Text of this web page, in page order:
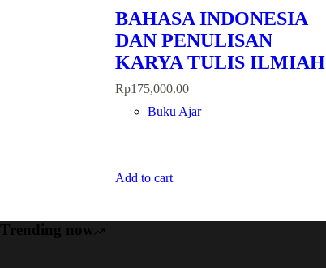
BAHASA INDONESIA
DAN PENULISAN
KARYA TULIS ILMIAH
Rp175,000.00
Buku Ajar
Add to cart
Trending now